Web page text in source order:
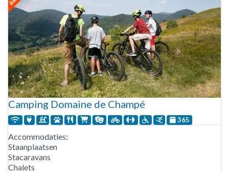
Camping Domaine de Champé
365
Accommodaties:
Staanplaatsen
Stacaravans
Chalets